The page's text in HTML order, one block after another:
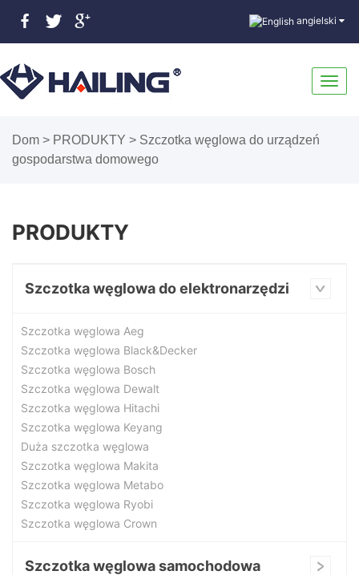
angielski
Dom > PRODUKTY > Szczotka węglowa do urządzeń
gospodarstwa domowego
PRODUKTY
Szczotka węglowa do elektronarzędzi
Szczotka węglowa Aeg
Szczotka węglowa Black&Decker
Szczotka węglowa Bosch
Szczotka węglowa Dewalt
Szczotka węglowa Hitachi
Szczotka węglowa Keyang
Duża szczotka węglowa
Szczotka węglowa Makita
Szczotka węglowa Metabo
Szczotka węglowa Ryobi
Szczotka węglowa Crown
Szczotka węglowa samochodowa